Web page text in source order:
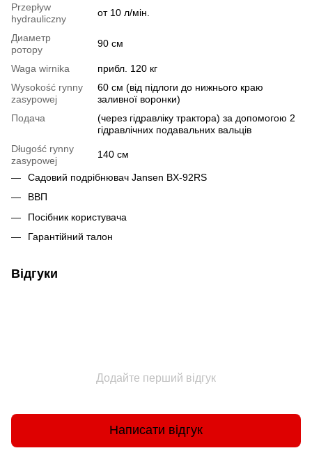
Przepływ
hydrauliczny
от 10 л/мiн.
Диаметр
ротору
90 cм
Waga wirnika
прибл. 120 кг
Wysokość rynny
zasypowej
60 см (від підлоги до нижнього краю
заливної воронки)
Подача
(через гідравліку трактора) за допомогою 2
гідравлічних подавальних вальців
Długość rynny
zasypowej
140 cм
Садовий подрібнювач Jansen BX-92RS
ВВП
Посібник користувача
Гарантійний талон
Відгуки
Додайте перший відгук
Написати відгук